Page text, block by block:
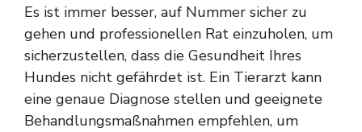
Es ist immer besser, auf Nummer sicher zu
gehen und professionellen Rat einzuholen, um
sicherzustellen, dass die Gesundheit Ihres
Hundes nicht gefährdet ist. Ein Tierarzt kann
eine genaue Diagnose stellen und geeignete
Behandlungsmaßnahmen empfehlen, um